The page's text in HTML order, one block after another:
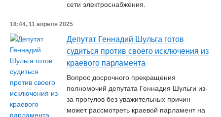
сети электроснабжения.
18:44, 11 апреля 2025
Депутат Геннадий Шульга готов
судиться против своего исключения из
краевого парламента
Вопрос досрочного прекращения
полномочий депутата Геннадия Шульги из-
за прогулов без уважительных причин
может рассмотреть краевой парламент на